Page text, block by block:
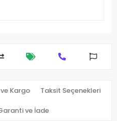
Kargo Taksit Seçenekleri
ve İade